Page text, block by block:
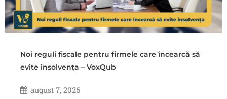
Noi reguli fiscale pentru firmele care încearcă să
evite insolvența – VoxQub
august 7, 2026